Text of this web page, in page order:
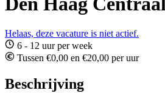
Helaas, deze vacature is niet actief.
6 - 12 uur per week
Tussen €0,00 en €20,00 per uur
Beschrijving